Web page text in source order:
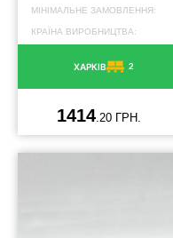
МІНІМАЛЬНЕ ЗАМОВЛЕННЯ:
КРАЇНА ВИРОБНИЦТВА:
ХАРКІВ 2
1414 .20 ГРН.